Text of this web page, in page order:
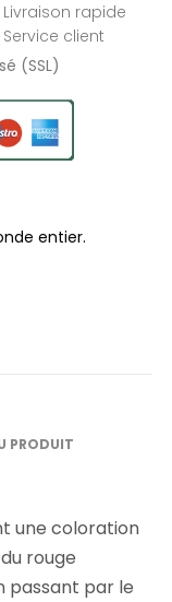
Livraison rapide
Service client
(SSL)
entier.
PRODUIT
une coloration
rouge
passant par le